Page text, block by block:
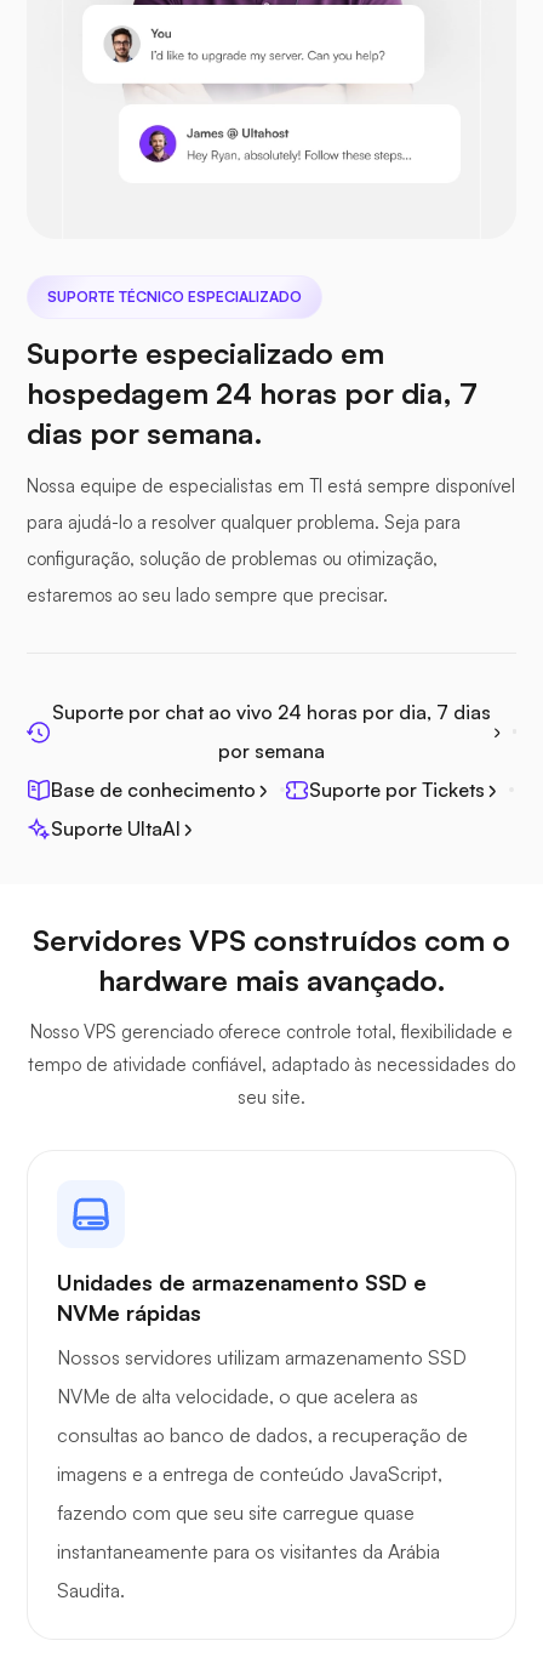
Nextcloud
Fotoprisma
Plex
Owncast
Raio X
Maravilha
SUPORTE TÉCNICO ESPECIALIZADO
Suporte especializado em
hospedagem 24 horas por dia, 7
dias por semana.
Nossa equipe de especialistas em TI está sempre disponível
para ajudá-lo a resolver qualquer problema. Seja para
configuração, solução de problemas ou otimização,
estaremos ao seu lado sempre que precisar.
Suporte por chat ao vivo 24 horas por dia, 7 dias
por semana
Base de conhecimento
Suporte por Tickets
Suporte UltaAI
Servidores VPS construídos com o
hardware mais avançado.
Nosso VPS gerenciado oferece controle total, flexibilidade e
tempo de atividade confiável, adaptado às necessidades do
seu site.
Unidades de armazenamento SSD e
NVMe rápidas
Nossos servidores utilizam armazenamento SSD
NVMe de alta velocidade, o que acelera as
consultas ao banco de dados, a recuperação de
imagens e a entrega de conteúdo JavaScript,
fazendo com que seu site carregue quase
instantaneamente para os visitantes da Arábia
Saudita.